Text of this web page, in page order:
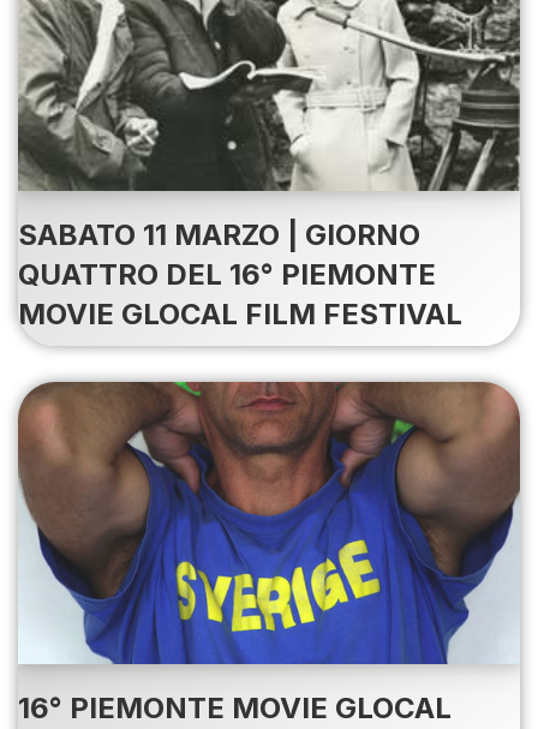
SABATO 11 MARZO | GIORNO
QUATTRO DEL 16° PIEMONTE
MOVIE GLOCAL FILM FESTIVAL
16° PIEMONTE MOVIE GLOCAL